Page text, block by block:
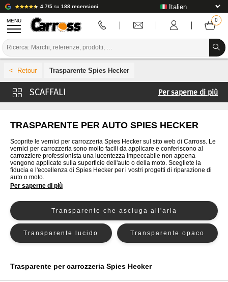
4.7/5 su 188 recensioni
MENU
MATERIALI DI CONSUMO PER LA CARROZZERIA
STRUMENTI PER LA CARROZZERIA
ATTREZZATURE PER CARROZZERIA
CODICE COLORE
MARCHE
INSTALLAZIONE IN LABORATORIO
TUTORIAL E CONSIGLI
CHI SIAMO?
Trasparente Spies Hecker
Trasparente 4CR
Trasparente De Beer
Trasparente Cromax
Trasparente Glasurit
Trasparente Lechler
Trasparente MaxMeyer
Trasparente Mobihel
Nexa Autocolor Trasparente
R-M Trasparente
Per saperne di più
TRASPARENTE PER AUTO SPIES HECKER
Scoprite le vernici per carrozzeria Spies Hecker sul sito web di Carross. Le
vernici per carrozzeria sono molto facili da applicare e conferiscono al
carrozziere professionista una lucentezza impeccabile non appena
vengono applicate sulla superficie dell'auto o della moto. Scegliete la
fiducia e l'eccellenza di Spies Hecker per i vostri progetti di riparazione di
auto o moto.
Per saperne di più
Transparente che asciuga all'aria
Transparente lucido Transparente opaco
Trasparente per carrozzeria Spies Hecker